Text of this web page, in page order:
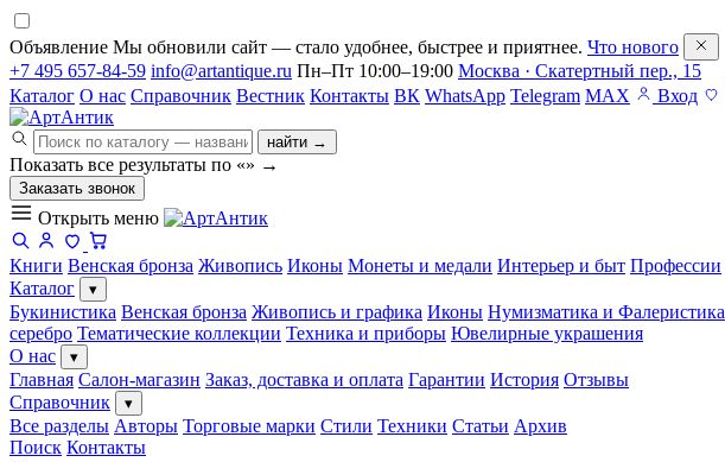
Объявление Мы обновили сайт — стало удобнее, быстрее и приятнее. Что нового
+7 495 657-84-59 info@artantique.ru Пн–Пт 10:00–19:00 Москва · Скатертный пер., 15
Каталог О нас Справочник Вестник Контакты ВК WhatsApp Telegram MAX Вход
найти →
Показать все результаты по «» →
Заказать звонок
Открыть меню
Книги Венская бронза Живопись Иконы Монеты и медали Интерьер и быт Профессии
Каталог
▾
Букинистика Венская бронза Живопись и графика Иконы Нумизматика и Фалеристика
серебро Тематические коллекции Техника и приборы Ювелирные украшения
О нас
▾
Главная Салон-магазин Заказ, доставка и оплата Гарантии История Отзывы
Справочник
▾
Все разделы Авторы Торговые марки Стили Техники Статьи Архив
Поиск Контакты